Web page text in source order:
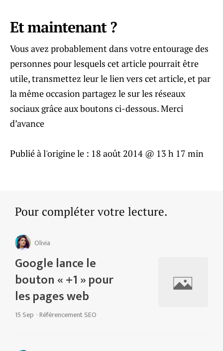
Et maintenant ?
Vous avez probablement dans votre entourage des
personnes pour lesquels cet article pourrait être
utile, transmettez leur le lien vers cet article, et par
la même occasion partagez le sur les réseaux
sociaux grâce aux boutons ci-dessous. Merci
d’avance
Publié à l'origine le : 18 août 2014 @ 13 h 17 min
Pour compléter votre lecture.
Olivia
Google lance le
bouton « +1 » pour
les pages web
15 Sep ·Référencement SEO